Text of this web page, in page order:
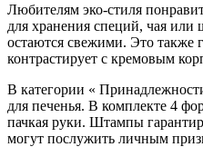
Любителям эко-стиля
для хранения специй, чая или
остаются свежими. Это также
контрастирует с кремовым
В категории «
для печенья. В комплекте 4
пачкая руки. Штампы
могут послужить личным